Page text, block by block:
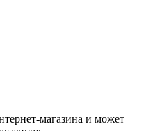
магазина и может